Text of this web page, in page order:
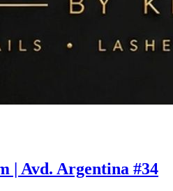
| Avd. Argentina #34